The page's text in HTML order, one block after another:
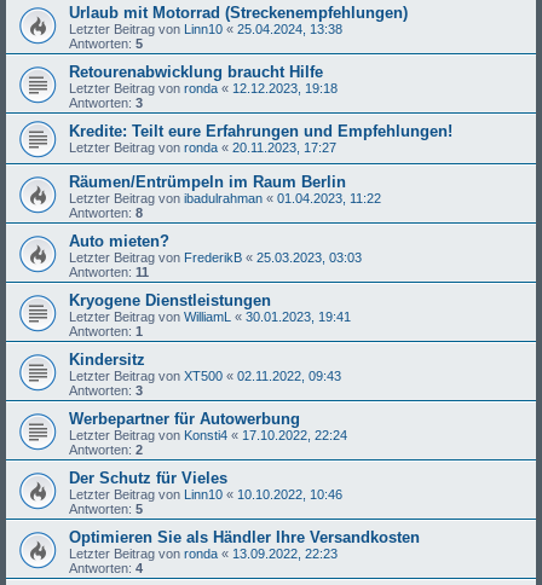
Urlaub mit Motorrad (Streckenempfehlungen)
Letzter Beitrag von Linn10 « 25.04.2024, 13:38
Antworten: 5
Retourenabwicklung braucht Hilfe
Letzter Beitrag von ronda « 12.12.2023, 19:18
Antworten: 3
Kredite: Teilt eure Erfahrungen und Empfehlungen!
Letzter Beitrag von ronda « 20.11.2023, 17:27
Räumen/Entrümpeln im Raum Berlin
Letzter Beitrag von ibadulrahman « 01.04.2023, 11:22
Antworten: 8
Auto mieten?
Letzter Beitrag von FrederikB « 25.03.2023, 03:03
Antworten: 11
Kryogene Dienstleistungen
Letzter Beitrag von WilliamL « 30.01.2023, 19:41
Antworten: 1
Kindersitz
Letzter Beitrag von XT500 « 02.11.2022, 09:43
Antworten: 3
Werbepartner für Autowerbung
Letzter Beitrag von Konsti4 « 17.10.2022, 22:24
Antworten: 2
Der Schutz für Vieles
Letzter Beitrag von Linn10 « 10.10.2022, 10:46
Antworten: 5
Optimieren Sie als Händler Ihre Versandkosten
Letzter Beitrag von ronda « 13.09.2022, 22:23
Antworten: 4